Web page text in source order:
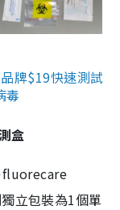
牌$19快速測試
毒
盒
fluorecare
立包裝為1個單